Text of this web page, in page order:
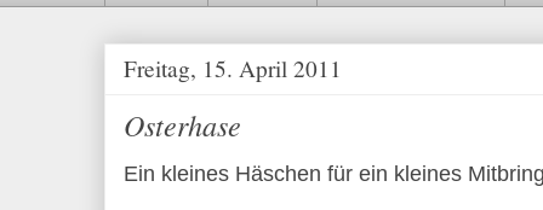
Freitag, 15. April 2011
Osterhase
Ein kleines Häschen für ein kleines